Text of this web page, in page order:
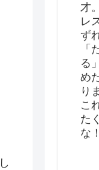
才
レ
ず
「
る
め
り
こ
た
な！